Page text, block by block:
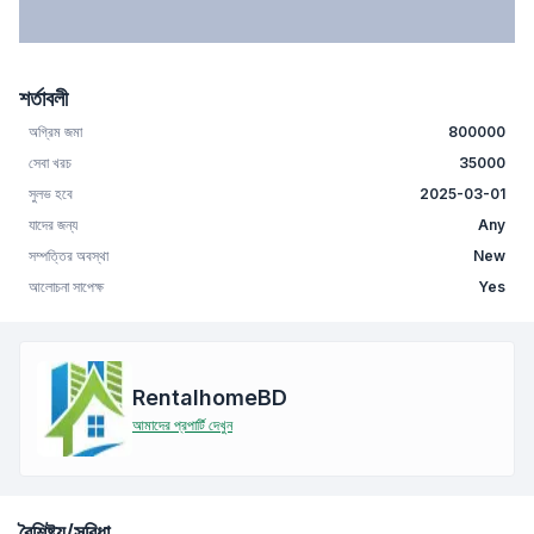
শর্তাবলী
অগ্রিম জমা
800000
সেবা খরচ
35000
সুলভ হবে
2025-03-01
যাদের জন্য
Any
সম্পত্তির অবস্থা
New
আলোচনা সাপেক্ষ
Yes
RentalhomeBD
আমাদের প্রপার্টি দেখুন